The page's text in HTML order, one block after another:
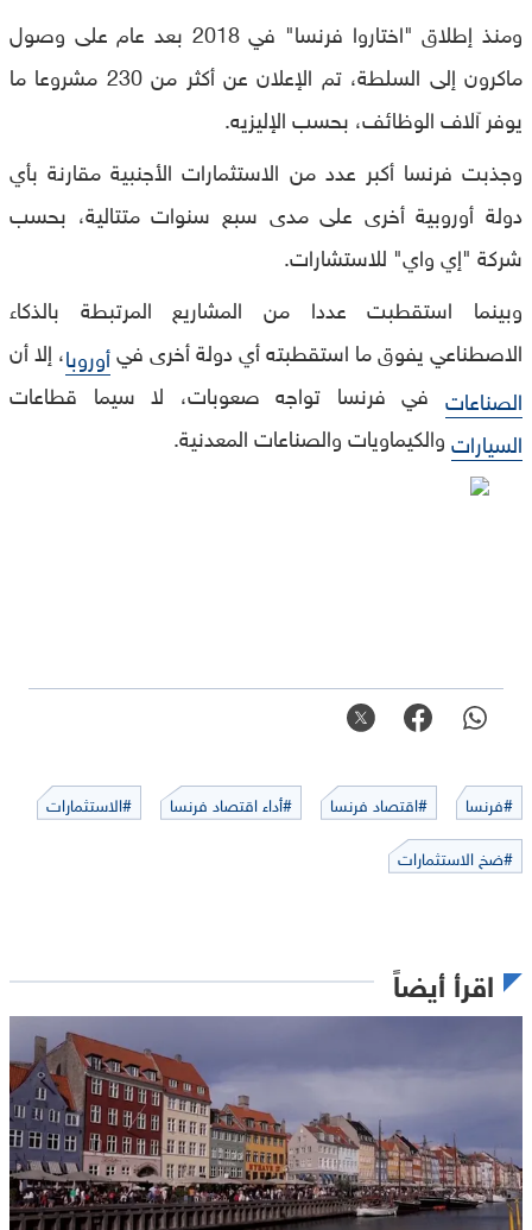
ومنذ إطلاق "اختاروا فرنسا" في 2018 بعد عام على وصول
ماكرون إلى السلطة، تم الإعلان عن أكثر من 230 مشروعا ما
يوفر آلاف الوظائف، بحسب الإليزيه.
وجذبت فرنسا أكبر عدد من الاستثمارات الأجنبية مقارنة بأي
دولة أوروبية أخرى على مدى سبع سنوات متتالية، بحسب
شركة "إي واي" للاستشارات.
وبينما استقطبت عددا من المشاريع المرتبطة بالذكاء
الاصطناعي يفوق ما استقطبته أي دولة أخرى فيأوروبا، إلا أن
الصناعات في فرنسا تواجه صعوبات، لا سيما قطاعات
السياراتوالكيماويات والصناعات المعدنية.
#فرنسا #اقتصاد فرنسا #أداء اقتصاد فرنسا
#الاستثمارات
#ضخ الاستثمارات
اقرأ أيضاً